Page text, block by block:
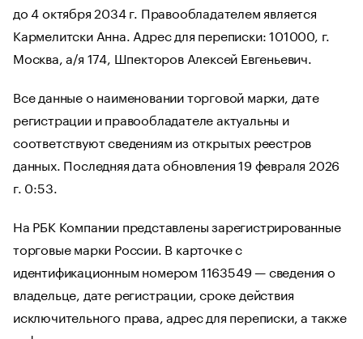
до 4 октября 2034 г. Правообладателем является
Кармелитски Анна. Адрес для переписки: 101000, г.
Москва, а/я 174, Шпекторов Алексей Евгеньевич.
Все данные о наименовании торговой марки, дате
регистрации и правообладателе актуальны и
соответствуют сведениям из открытых реестров
данных. Последняя дата обновления 19 февраля 2026
г. 0:53.
На РБК Компании представлены зарегистрированные
торговые марки России. В карточке с
идентификационным номером 1163549 — сведения о
владельце, дате регистрации, сроке действия
исключительного права, адрес для переписки, а также